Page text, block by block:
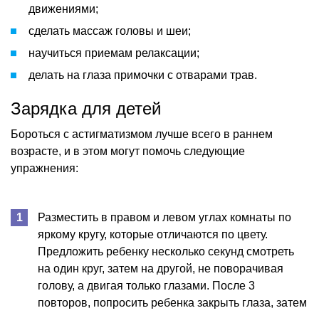
движениями;
сделать массаж головы и шеи;
научиться приемам релаксации;
делать на глаза примочки с отварами трав.
Зарядка для детей
Бороться с астигматизмом лучше всего в раннем
возрасте, и в этом могут помочь следующие
упражнения:
Разместить в правом и левом углах комнаты по
яркому кругу, которые отличаются по цвету.
Предложить ребенку несколько секунд смотреть
на один круг, затем на другой, не поворачивая
голову, а двигая только глазами. После 3
повторов, попросить ребенка закрыть глаза, затем